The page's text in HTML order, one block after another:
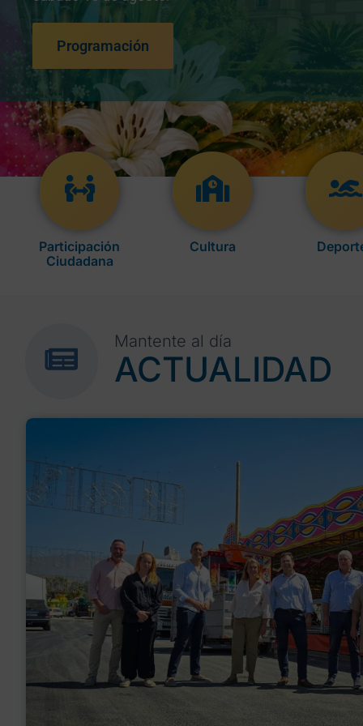
Programación
Participación
Ciudadana
Cultura
Mantente al día
ACTUALIDAD